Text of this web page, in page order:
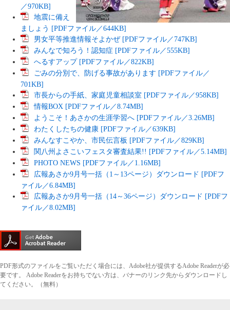
／970KB]
地震に備え
ましょう [PDFファイル／644KB]
男女平等推進情報そよかぜ [PDFファイル／747KB]
みんなで知ろう！認知症 [PDFファイル／555KB]
へるすアップ [PDFファイル／822KB]
ごみの分別で、防げる事故があります [PDFファイル／
701KB]
市長からの手紙、家庭児童相談室 [PDFファイル／958KB]
情報BOX [PDFファイル／8.74MB]
ようこそ！あさかの生涯学習へ [PDFファイル／3.26MB]
わたくしたちの健康 [PDFファイル／639KB]
みんなすこやか、市民伝言板 [PDFファイル／829KB]
関八州よさこいフェスタ審査結果!! [PDFファイル／5.14MB]
PHOTO NEWS [PDFファイル／1.16MB]
広報あさか9月号一括（1～13ページ）ダウンロード [PDFフ
ァイル／6.84MB]
広報あさか9月号一括（14～36ページ）ダウンロード [PDFフ
ァイル／8.02MB]
PDF形式のファイルをご覧いただく場合には、Adobe社が提供するAdobe Readerが必
要です。
Adobe Readerをお持ちでない方は、バナーのリンク先からダウンロードし
てください。（無料）